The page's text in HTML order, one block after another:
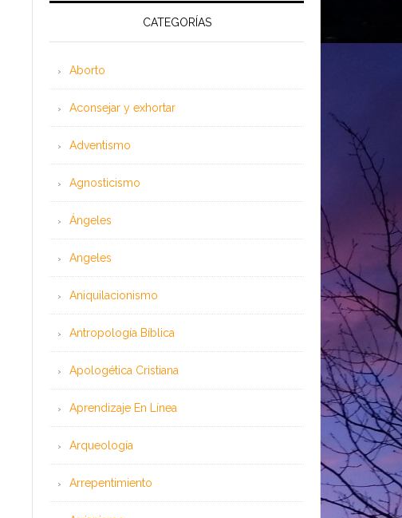
CATEGORÍAS
Aborto
Aconsejar y exhortar
Adventismo
Agnosticismo
Ángeles
Angeles
Aniquilacionismo
Antropología Bíblica
Apologética Cristiana
Aprendizaje En Línea
Arqueología
Arrepentimiento